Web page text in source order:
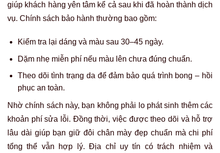
giúp khách hàng yên tâm kể cả sau khi đã hoàn thành dịch
vụ. Chính sách bảo hành thường bao gồm:
Kiểm tra lại dáng và màu sau 30–45 ngày.
Dặm nhẹ miễn phí nếu màu lên chưa đúng chuẩn.
Theo dõi tình trạng da để đảm bảo quá trình bong – hồi
phục an toàn.
Nhờ chính sách này, bạn không phải lo phát sinh thêm các
khoản phí sửa lỗi. Đồng thời, việc được theo dõi và hỗ trợ
lâu dài giúp bạn giữ đôi chân mày đẹp chuẩn mà chi phí
tổng thể vẫn hợp lý. Địa chỉ uy tín có trách nhiệm và